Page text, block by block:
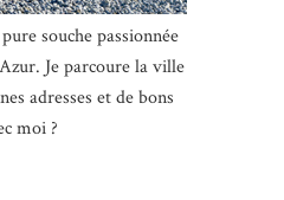
souche passionnée
Je parcoure la ville
adresses et de bons
moi ?